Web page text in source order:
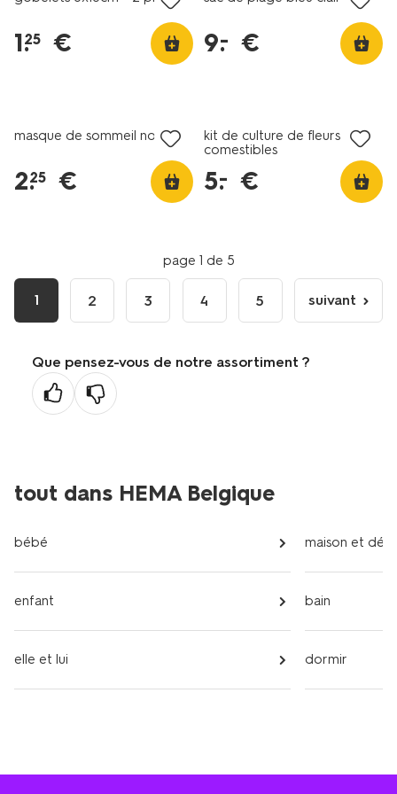
1.
25 € 9.
– €
masque de sommeil noir
2.
25 €
kit de culture de fleurs
comestibles
5.
– €
page 1 de 5
1 2 3 4 5
page
suivante
suivant
Que pensez-vous de notre assortiment ?
tout dans HEMA Belgique
bébé
enfant
elle et lui
maison et
bain
dormir